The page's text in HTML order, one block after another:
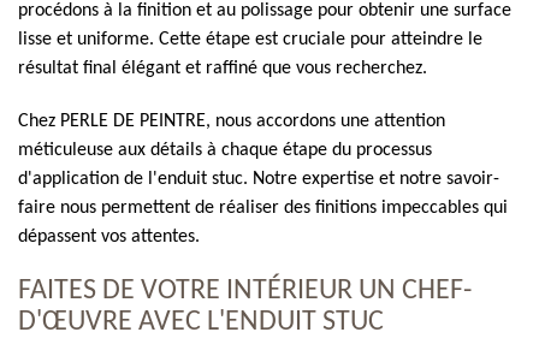
procédons à la finition et au polissage pour obtenir une surface
lisse et uniforme. Cette étape est cruciale pour atteindre le
résultat final élégant et raffiné que vous recherchez.
Chez PERLE DE PEINTRE, nous accordons une attention
méticuleuse aux détails à chaque étape du processus
d'application de l'enduit stuc. Notre expertise et notre savoir-
faire nous permettent de réaliser des finitions impeccables qui
dépassent vos attentes.
FAITES DE VOTRE INTÉRIEUR UN CHEF-
D'ŒUVRE AVEC L'ENDUIT STUC